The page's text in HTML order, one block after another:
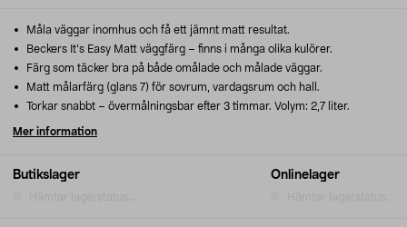
Butikslager Onlinelager
Måla väggar inomhus och få ett jämnt matt resultat.
Beckers It’s Easy Matt väggfärg – finns i många olika kulörer.
Färg som täcker bra på både omålade och målade väggar.
Matt målarfärg (glans 7) för sovrum, vardagsrum och hall.
Torkar snabbt – övermålningsbar efter 3 timmar. Volym: 2,7 liter.
Mer information